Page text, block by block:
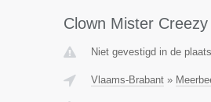
Clown Mister Creezy
Niet gevestigd in de
Vlaams-Brabant»